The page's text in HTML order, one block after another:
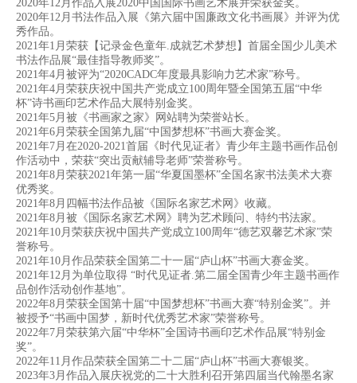
2020年12月作品入展2020中国国际书画艺术展并荣获金奖。
2020年12月书法作品入展《第六届中国廉政文化书画展》并评为优
秀作品。
2021年1月荣获【记录金色童年.成就艺术梦想】首届全国少儿美术
书法作品展“最佳指导教师奖”。
2021年4月被评为“2020CADC年度最具影响力艺术家”称号。
2021年4月荣获庆祝中国共产党成立100周年暨全国第五届“中华
杯”诗书画印艺术作品大展特别金奖。
2021年5月被《书画家之家》网站聘为荣誉站长。
2021年6月荣获全国第九届“中国梦想杯”书画大赛金奖。
2021年7月在2020-2021首届《时代见证者》青少年主题书画作品创
作活动中，荣获“突出贡献辅导老师”荣誉称号。
2021年8月荣获2021年第一届“华夏国墨杯”全国名家书法美术大赛
优秀奖。
2021年8月四幅书法作品被《国际名家艺术网》收藏。
2021年8月被《国际名家艺术网》聘为艺术顾问、特约书法家。
2021年10月荣获庆祝中国共产党成立100周年“德艺双馨艺术家”荣
誉称号。
2021年10月作品荣获全国第二十一届“庐山杯”书画大赛金奖。
2021年12月为单位取得 “时代见证者.第二届全国青少年主题书画作
品创作活动创作基地”。
2022年8月荣获全国第十届“中国梦想杯”书画大赛“特别金奖”。并
被授予“书画中国梦，新时代优秀艺术家”荣誉称号。
2022年7月荣获第六届“中华杯”全国诗书画印艺术作品展“特别金
奖”。
2022年11月作品荣获全国第二十二届“庐山杯”书画大赛银奖。
2023年3月作品入展庆祝党的二十大胜利召开第四届当代翰墨名家